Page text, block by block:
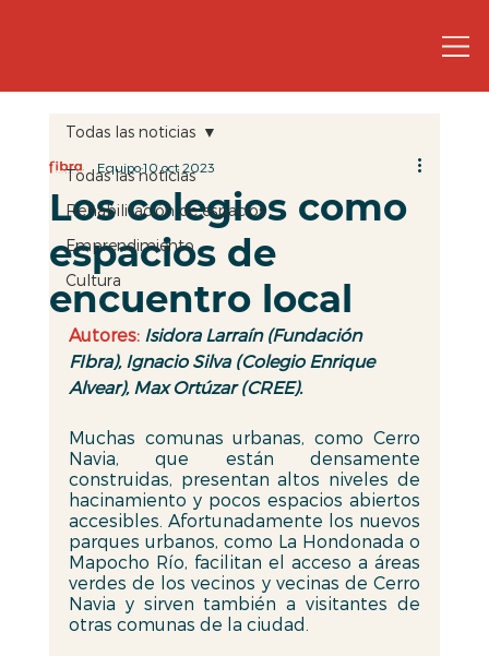
Todas las noticias
Rehabilitación de espacios
Emprendimiento
Cultura
Todas las noticias
Los colegios como
espacios de
encuentro local
Equipo10 oct 2023
Autores: Isidora Larraín (Fundación
FIbra), Ignacio Silva (Colegio Enrique
Alvear), Max Ortúzar (CREE).
Muchas comunas urbanas, como Cerro
Navia, que están densamente
construidas, presentan altos niveles de
hacinamiento y pocos espacios abiertos
accesibles. Afortunadamente los nuevos
parques urbanos, como La Hondonada o
Mapocho Río, facilitan el acceso a áreas
verdes de los vecinos y vecinas de Cerro
Navia y sirven también a visitantes de
otras comunas de la ciudad.